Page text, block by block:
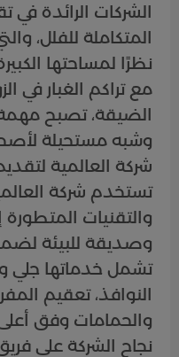
الشركات الرائدة
المتكاملة للفلل،
نظرًا لمساحتها
مع تراكم الغبار في
الضيقة، تصبح
وشبه مستحيلة
شركة العالمية
تستخدم شركة
والتقنيات
وصديقة للبيئة
تشمل خدماتها جلي
النوافذ، تعقيم
والحمامات وفق
نجاح الشركة على